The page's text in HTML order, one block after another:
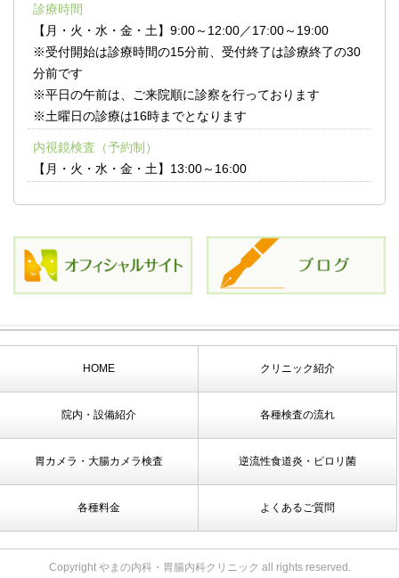
診療時間
【月・火・水・金・土】9:00～12:00／17:00～19:00
※受付開始は診療時間の15分前、受付終了は診療終了の30
分前です
※平日の午前は、ご来院順に診察を行っております
※土曜日の診療は16時までとなります
内視鏡検査（予約制）
【月・火・水・金・土】13:00～16:00
HOME クリニック紹介
院内・設備紹介 各種検査の流れ
胃カメラ・大腸カメラ検査 逆流性食道炎・ピロリ菌
各種料金 よくあるご質問
Copyright やまの内科・胃腸内科クリニック all rights reserved.